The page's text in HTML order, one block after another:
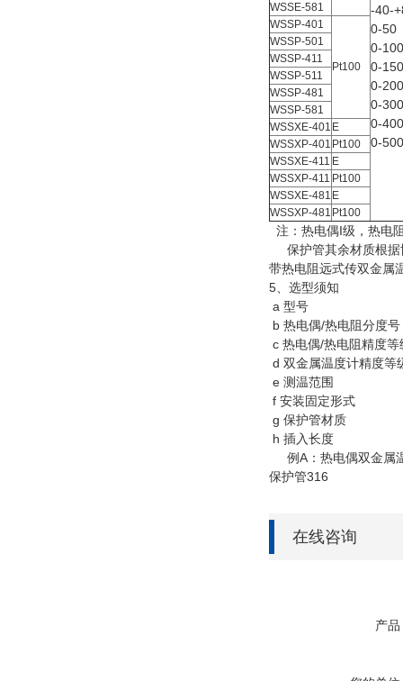
-40-
0-50
0-100
0-150
0-200
0-300
0-400
0-500
WSSE-581
WSSP-401
Pt100
WSSP-501
WSSP-411
WSSP-511
WSSP-481
WSSP-581
WSSXE-401 E
WSSXP-401 Pt100
WSSXE-411 E
WSSXP-411 Pt100
WSSXE-481 E
WSSXP-481 Pt100
注：热电偶I级，热电
保护管其余材质根据
带热电阻远式传双金属
5、选型
a
b 热电偶/热电阻分度号
c 热电偶/热电阻精度等
d 双金属温度计精度等
e 测温范围
f 安装固定形式
g 保护管材质
h 插入长度
例A：热电偶双金属
保护管316
在线咨询
产品